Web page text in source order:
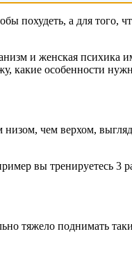
похудеть, а для того,
и женская психика
какие особенности
чем верхом,
вы тренируетесь 3
тяжело поднимать